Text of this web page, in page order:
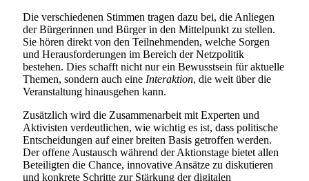
Die verschiedenen Stimmen tragen dazu bei, die Anliegen
der Bürgerinnen und Bürger in den Mittelpunkt zu stellen.
Sie hören direkt von den Teilnehmenden, welche Sorgen
und Herausforderungen im Bereich der Netzpolitik
bestehen. Dies schafft nicht nur ein Bewusstsein für aktuelle
Themen, sondern auch eine Interaktion, die weit über die
Veranstaltung hinausgehen kann.
Zusätzlich wird die Zusammenarbeit mit Experten und
Aktivisten verdeutlichen, wie wichtig es ist, dass politische
Entscheidungen auf einer breiten Basis getroffen werden.
Der offene Austausch während der Aktionstage bietet allen
Beteiligten die Chance, innovative Ansätze zu diskutieren
und konkrete Schritte zur Stärkung der digitalen